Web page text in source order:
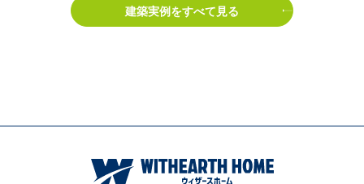
建築実例をすべて見る